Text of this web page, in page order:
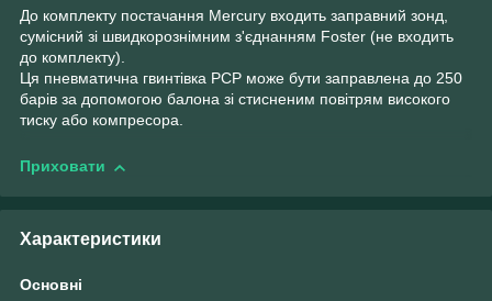
До комплекту постачання Mercury входить заправний зонд,
сумісний зі швидкорознімним з'єднанням Foster (не входить
до комплекту).
Ця пневматична гвинтівка PCP може бути заправлена до 250
барів за допомогою балона зі стисненим повітрям високого
тиску або компресора.
Приховати
Характеристики
Основні